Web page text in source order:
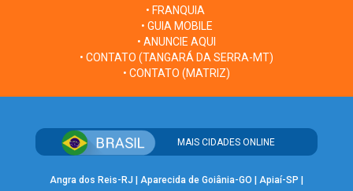
• FRANQUIA
• GUIA MOBILE
• ANUNCIE AQUI
• CONTATO (TANGARÁ DA SERRA-MT)
• CONTATO (MATRIZ)
MAIS CIDADES ONLINE
Angra dos Reis-RJ Aparecida de Goiânia-GO Apiaí-SP